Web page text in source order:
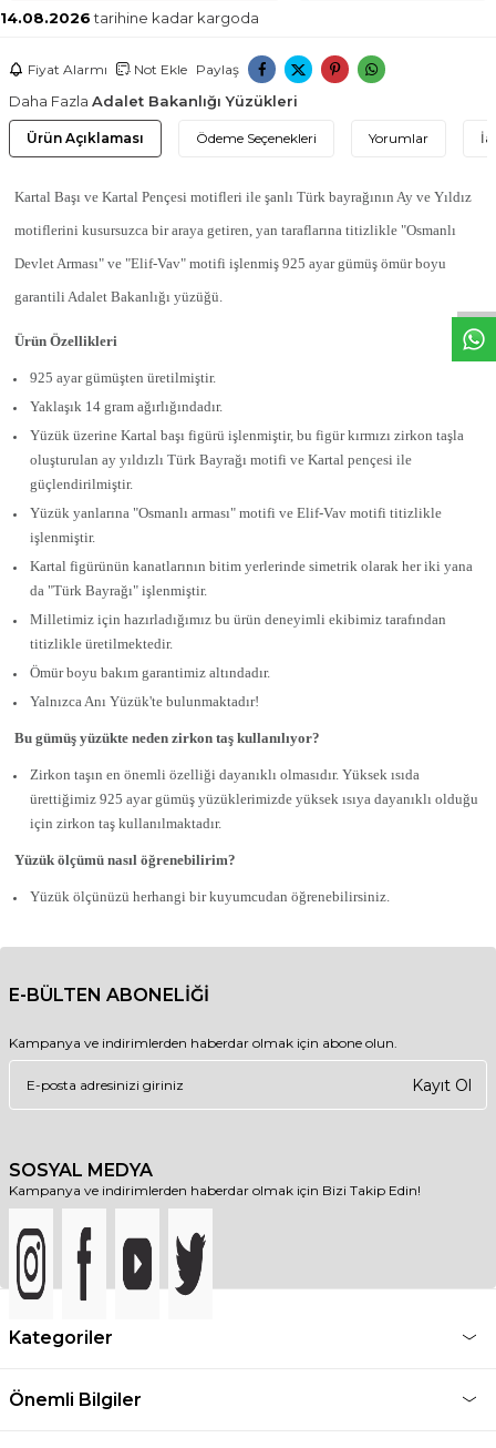
14.08.2026tarihine kadar kargoda
Fiyat Alarmı Not Ekle Paylaş
Daha Fazla Adalet Bakanlığı Yüzükleri
Ürün Açıklaması Ödeme Seçenekleri Yorumlar
Kartal Başı ve Kartal Pençesi motifleri ile şanlı Türk bayrağının Ay ve Yıldız
motiflerini kusursuzca bir araya getiren, yan taraflarına titizlikle "Osmanlı
Devlet Arması" ve "Elif-Vav" motifi işlenmiş 925 ayar gümüş ömür boyu
garantili Adalet Bakanlığı yüzüğü.
Ürün Özellikleri
925 ayar gümüşten üretilmiştir.
Yaklaşık 14 gram ağırlığındadır.
Yüzük üzerine Kartal başı figürü işlenmiştir, bu figür kırmızı zirkon taşla
oluşturulan ay yıldızlı Türk Bayrağı motifi ve Kartal pençesi ile
güçlendirilmiştir.
Yüzük yanlarına "Osmanlı arması" motifi ve Elif-Vav motifi titizlikle
işlenmiştir.
Kartal figürünün kanatlarının bitim yerlerinde simetrik olarak her iki yana
da "Türk Bayrağı" işlenmiştir.
Milletimiz için hazırladığımız bu ürün deneyimli ekibimiz tarafından
titizlikle üretilmektedir.
Ömür boyu bakım garantimiz altındadır.
Yalnızca Anı Yüzük'te bulunmaktadır!
Bu gümüş yüzükte neden zirkon taş kullanılıyor?
Zirkon taşın en önemli özelliği dayanıklı olmasıdır. Yüksek ısıda
ürettiğimiz 925 ayar gümüş yüzüklerimizde yüksek ısıya dayanıklı olduğu
için zirkon taş kullanılmaktadır.
Yüzük ölçümü nasıl öğrenebilirim?
Yüzük ölçünüzü herhangi bir kuyumcudan öğrenebilirsiniz.
E-BÜLTEN ABONELİĞİ
Kampanya ve indirimlerden haberdar olmak için abone olun.
Kayıt Ol
SOSYAL MEDYA
Kampanya ve indirimlerden haberdar olmak için Bizi Takip Edin!
Kategoriler
Önemli Bilgiler